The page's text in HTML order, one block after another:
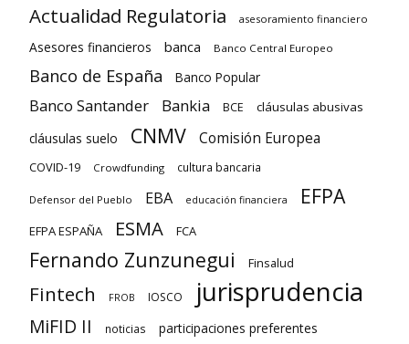
Actualidad Regulatoria asesoramiento financiero
Asesores financieros banca Banco Central Europeo
Banco de España Banco Popular
Banco Santander Bankia BCE cláusulas abusivas
cláusulas suelo CNMV Comisión Europea
COVID-19 Crowdfunding cultura bancaria
Defensor del Pueblo EBA educación financiera EFPA
EFPA ESPAÑA ESMA FCA
Fernando Zunzunegui Finsalud
Fintech FROB IOSCO jurisprudencia
MiFID II noticias participaciones preferentes